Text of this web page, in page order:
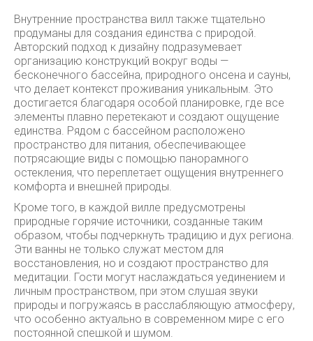
Внутренние пространства вилл также тщательно
продуманы для создания единства с природой.
Авторский подход к дизайну подразумевает
организацию конструкций вокруг воды —
бесконечного бассейна, природного онсена и сауны,
что делает контекст проживания уникальным. Это
достигается благодаря особой планировке, где все
элементы плавно перетекают и создают ощущение
единства. Рядом с бассейном расположено
пространство для питания, обеспечивающее
потрясающие виды с помощью панорамного
остекления, что переплетает ощущения внутреннего
комфорта и внешней природы.
Кроме того, в каждой вилле предусмотрены
природные горячие источники, созданные таким
образом, чтобы подчеркнуть традицию и дух региона.
Эти ванны не только служат местом для
восстановления, но и создают пространство для
медитации. Гости могут наслаждаться уединением и
личным пространством, при этом слушая звуки
природы и погружаясь в расслабляющую атмосферу,
что особенно актуально в современном мире с его
постоянной спешкой и шумом.